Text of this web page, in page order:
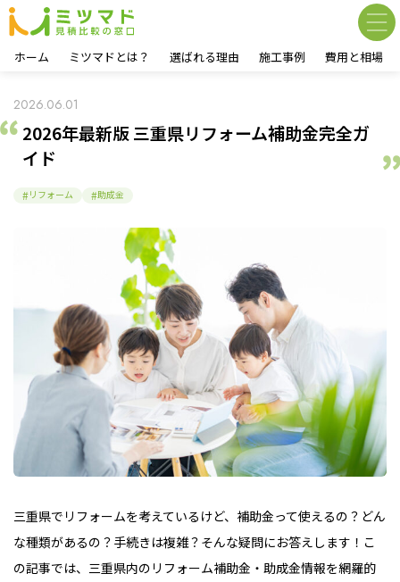
ホーム ミツマドとは？ 選ばれる理由 施工事例 費用と相場
2026.06.01
2026年最新版 三重県リフォーム補助金完全ガ
イド
リフォーム 助成金
三重県でリフォームを考えているけど、補助金って使えるの？どん
な種類があるの？手続きは複雑？そんな疑問にお答えします！こ
の記事では、三重県内のリフォーム補助金・助成金情報を網羅的